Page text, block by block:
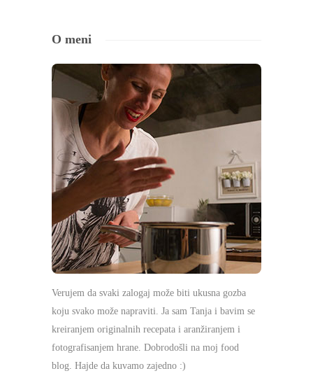
O meni
Verujem da svaki zalogaj može biti ukusna gozba
koju svako može napraviti. Ja sam Tanja i bavim se
kreiranjem originalnih recepata i aranžiranjem i
fotografisanjem hrane. Dobrodošli na moj food
blog. Hajde da kuvamo zajedno :)